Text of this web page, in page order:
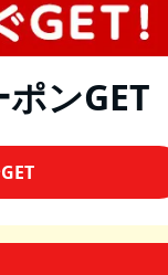
ンGET